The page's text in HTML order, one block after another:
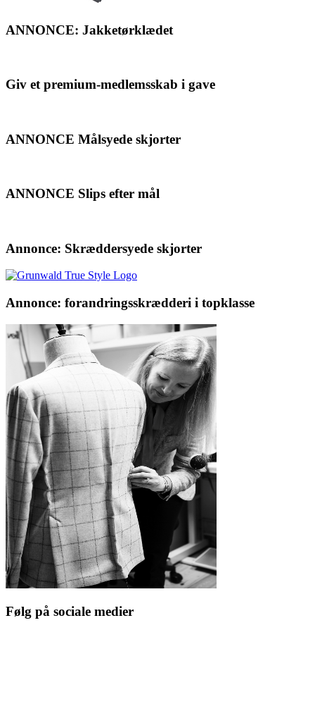
ANNONCE: Jakketørklædet
Giv et premium-medlemsskab i gave
ANNONCE Målsyede skjorter
ANNONCE Slips efter mål
Annonce: Skræddersyede skjorter
Annonce: forandringsskrædderi i topklasse
Følg på sociale medier